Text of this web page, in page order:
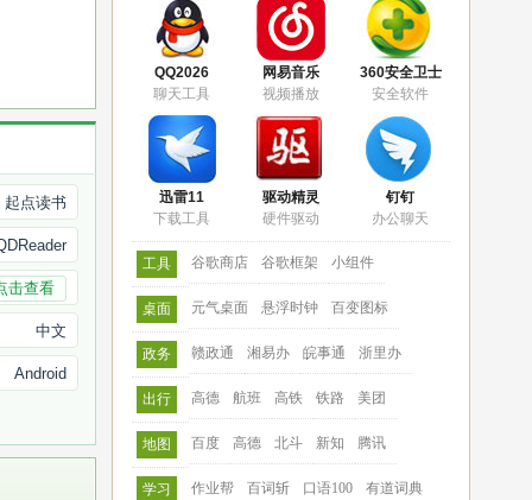
QQ2026
聊天工具
网易音乐
视频播放
360安全卫士
安全软件
迅雷11
下载工具
驱动精灵
硬件驱动
钉钉
办公聊天
工具 谷歌商店 谷歌框架 小组件
桌面 元气桌面 悬浮时钟 百变图标
政务 赣政通 湘易办 皖事通 浙里办
出行 高德 航班 高铁 铁路 美团
地图 百度 高德 北斗 新知 腾讯
学习 作业帮 百词斩 口语100 有道词典
起点读书
击查看
中文
Android